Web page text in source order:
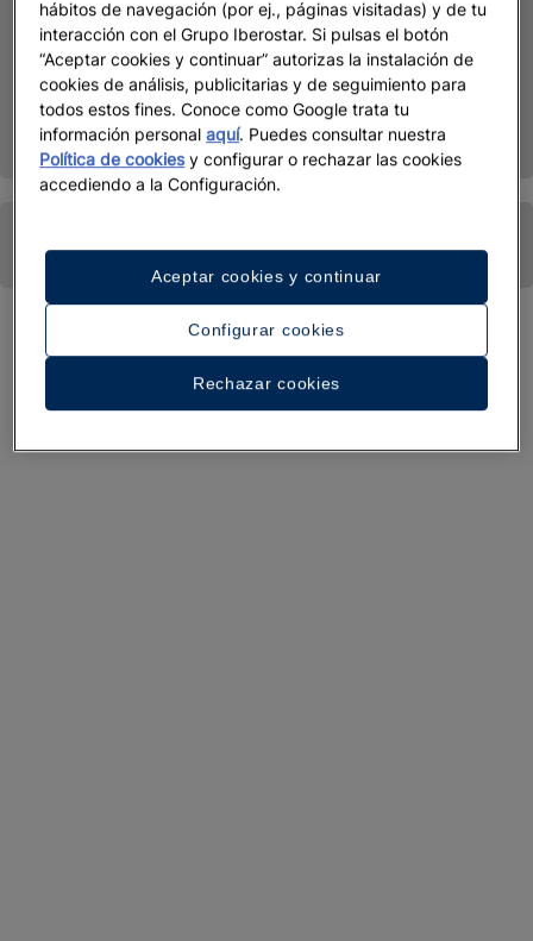
hábitos de navegación (por ej., páginas visitadas) y de tu
interacción con el Grupo Iberostar. Si pulsas el botón
“Aceptar cookies y continuar” autorizas la instalación de
cookies de análisis, publicitarias y de seguimiento para
todos estos fines. Conoce como Google trata tu
información personalaquí. Puedes consultar nuestra
Política de cookiesy configurar o rechazar las cookies
accediendo a la Configuración.
Configurar cookies
Rechazar cookies
Aceptar cookies y continuar